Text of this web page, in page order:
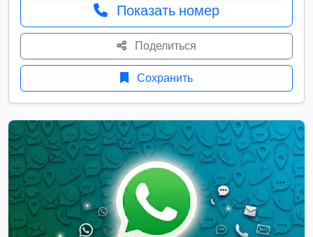
Показать номер
Поделиться
Сохранить